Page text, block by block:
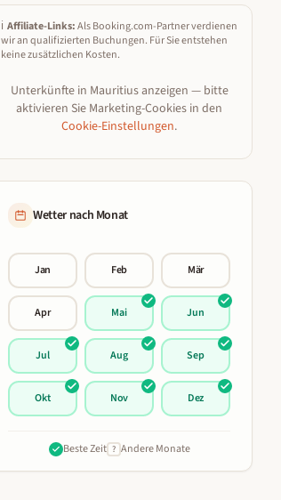
ℹ️ Affiliate-Links:Als Booking.com-Partner verdienen
wir an qualifizierten Buchungen. Für Sie entstehen
keine zusätzlichen Kosten.
Unterkünfte in Mauritiusanzeigen — bitte
aktivieren Sie Marketing-Cookies in den
Cookie-Einstellungen.
Wetter nach Monat
Jan Feb Mär
Apr Mai Jun
Jul Aug Sep
Okt Nov Dez
Beste Zeit ? Andere Monate